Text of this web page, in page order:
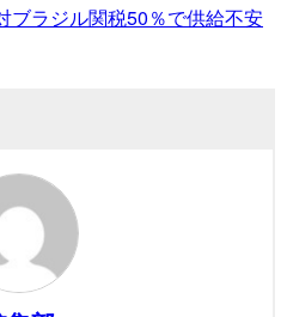
ブラジル関税50％で供給不安